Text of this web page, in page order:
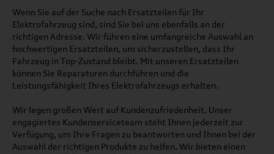
Wenn Sie auf der Suche nach Ersatzteilen für Ihr
Elektrofahrzeug sind, sind Sie bei uns ebenfalls an der
richtigen Adresse. Wir führen eine umfangreiche Auswahl an
hochwertigen Ersatzteilen, um sicherzustellen, dass Ihr
Fahrzeug in Top-Zustand bleibt. Mit unseren Ersatzteilen
können Sie Reparaturen durchführen und die
Leistungsfähigkeit Ihres Elektrofahrzeugs erhalten.
Wir legen großen Wert auf Kundenzufriedenheit. Unser
engagiertes Kundenserviceteam steht Ihnen jederzeit zur
Verfügung, um Ihre Fragen zu beantworten und Ihnen bei der
Auswahl der richtigen Produkte zu helfen. Wir bieten einen